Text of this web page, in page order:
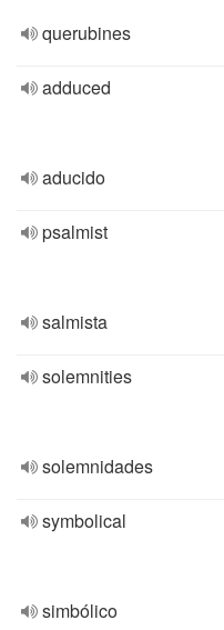
querubines
adduced
aducido
psalmist
salmista
solemnities
solemnidades
symbolical
simbólico